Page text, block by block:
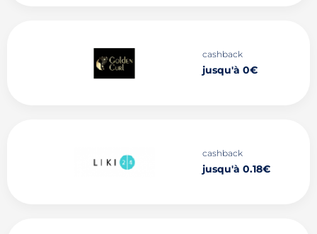
cashback
jusqu'à 0€
cashback
jusqu'à 0.18€